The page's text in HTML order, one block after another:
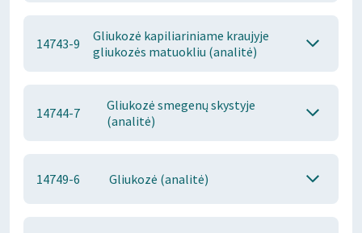
14743-9
Gliukozė kapiliariniame kraujyje
gliukozės matuokliu (analitė)
14744-7
Gliukozė smegenų skystyje
(analitė)
14749-6 Gliukozė (analitė)